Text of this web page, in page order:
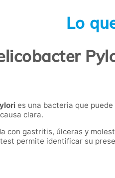
Lo
es una bacteria que
clara.
con gastritis, úlceras y
permite identificar su